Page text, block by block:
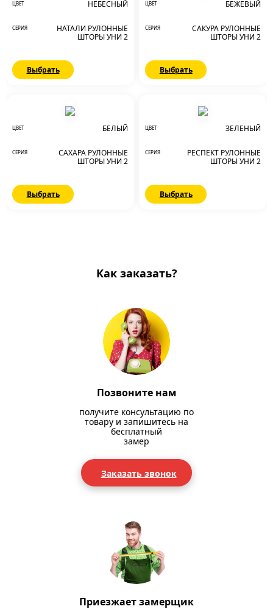
ЦВЕТ НЕБЕСНЫЙ
СЕРИЯ
НАТАЛИ РУЛОННЫЕ
ШТОРЫ УНИ 2
Выбрать
ЦВЕТ БЕЖЕВЫЙ
СЕРИЯ
САКУРА РУЛОННЫЕ
ШТОРЫ УНИ 2
Выбрать
ЦВЕТ БЕЛЫЙ
СЕРИЯ
САХАРА РУЛОННЫЕ
ШТОРЫ УНИ 2
Выбрать
ЦВЕТ ЗЕЛЕНЫЙ
СЕРИЯ
РЕСПЕКТ РУЛОННЫЕ
ШТОРЫ УНИ 2
Выбрать
Как заказать?
Позвоните нам
получите консультацию по
товару и запишитесь на
бесплатный
замер
Заказать звонок
Приезжает замерщик